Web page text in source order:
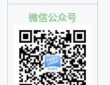
微信公众号